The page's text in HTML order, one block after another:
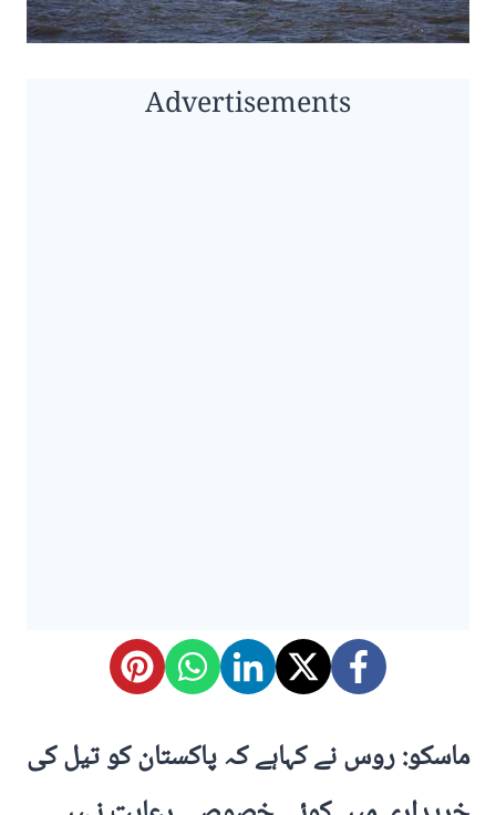
Advertisements
ماسکو: روس نے کہاہے کہ پاکستان کو تیل کی